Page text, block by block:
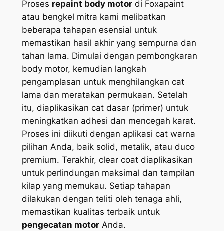
Proses repaint body motordi Foxapaint
atau bengkel mitra kami melibatkan
beberapa tahapan esensial untuk
memastikan hasil akhir yang sempurna dan
tahan lama. Dimulai dengan pembongkaran
body motor, kemudian langkah
pengamplasan untuk menghilangkan cat
lama dan meratakan permukaan. Setelah
itu, diaplikasikan cat dasar (primer) untuk
meningkatkan adhesi dan mencegah karat.
Proses ini diikuti dengan aplikasi cat warna
pilihan Anda, baik solid, metalik, atau duco
premium. Terakhir, clear coat diaplikasikan
untuk perlindungan maksimal dan tampilan
kilap yang memukau. Setiap tahapan
dilakukan dengan teliti oleh tenaga ahli,
memastikan kualitas terbaik untuk
pengecatan motorAnda.